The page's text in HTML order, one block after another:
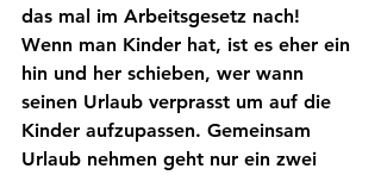
das mal im Arbeitsgesetz nach!
Wenn man Kinder hat, ist es eher ein
hin und her schieben, wer wann
seinen Urlaub verprasst um auf die
Kinder aufzupassen. Gemeinsam
Urlaub nehmen geht nur ein zwei